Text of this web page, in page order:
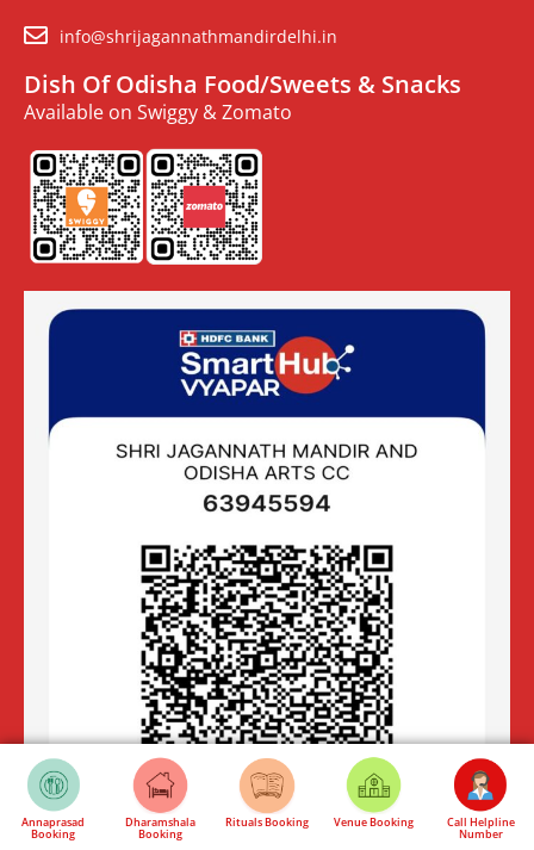
info@shrijagannathmandirdelhi.in
Dish Of Odisha Food/Sweets & Snacks
Available on Swiggy & Zomato
Annaprasad
Booking
Dharamshala
Booking
Rituals Booking Venue Booking Call Helpline
Number